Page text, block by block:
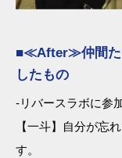
■≪After≫仲間た
したもの
-リバースラボに参
【一斗】自分が忘
す。